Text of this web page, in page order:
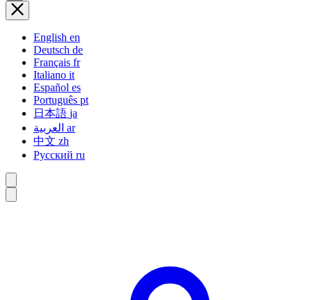
English en
Deutsch de
Français fr
Italiano it
Español es
Português pt
日本語 ja
ar
中文 zh
Русский ru